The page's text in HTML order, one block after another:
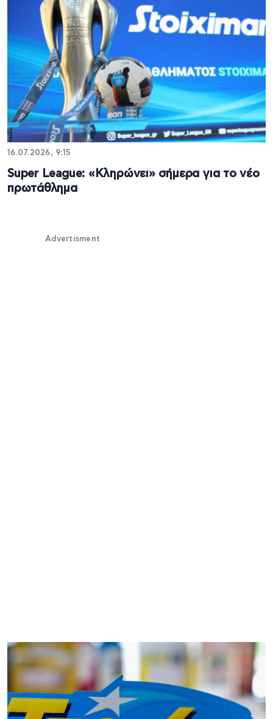
16.07.2026, 9:15
Super League: «Κληρώνει» σήμερα για το νέο
πρωτάθλημα
Advertisment